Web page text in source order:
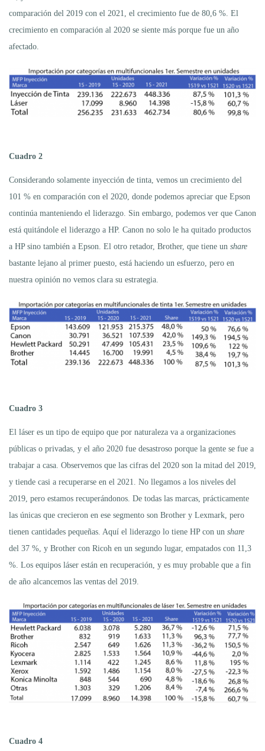
comparación del 2019 con el 2021, el crecimiento fue de 80,6 %. El
crecimiento en comparación al 2020 se siente más porque fue un año
afectado.
Cuadro 2
Considerando solamente inyección de tinta, vemos un crecimiento del
101 % en comparación con el 2020, donde podemos apreciar que Epson
continúa manteniendo el liderazgo. Sin embargo, podemos ver que Canon
está quitándole el liderazgo a HP. Canon no solo le ha quitado productos
a HP sino también a Epson. El otro retador, Brother, que tiene un share
bastante lejano al primer puesto, está haciendo un esfuerzo, pero en
nuestra opinión no vemos clara su estrategia.
Cuadro 3
El láser es un tipo de equipo que por naturaleza va a organizaciones
públicas o privadas, y el año 2020 fue desastroso porque la gente se fue a
trabajar a casa. Observemos que las cifras del 2020 son la mitad del 2019,
y tiende casi a recuperarse en el 2021. No llegamos a los niveles del
2019, pero estamos recuperándonos. De todas las marcas, prácticamente
las únicas que crecieron en ese segmento son Brother y Lexmark, pero
tienen cantidades pequeñas. Aquí el liderazgo lo tiene HP con un share
del 37 %, y Brother con Ricoh en un segundo lugar, empatados con 11,3
%. Los equipos láser están en recuperación, y es muy probable que a fin
de año alcancemos las ventas del 2019.
Cuadro 4